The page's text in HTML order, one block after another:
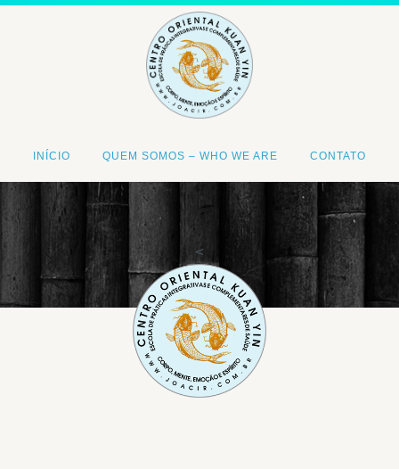
INÍCIO QUEM SOMOS – WHO WE ARE CONTATO
<